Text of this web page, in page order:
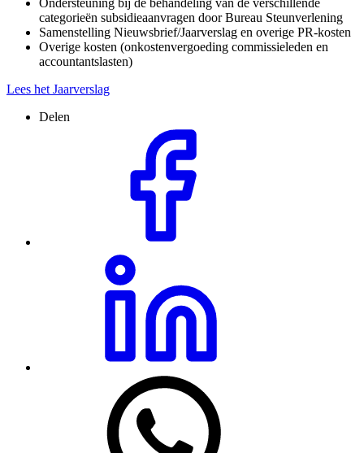
Ondersteuning bij de behandeling van de verschillende
categorieën subsidieaanvragen door Bureau Steunverlening
Samenstelling Nieuwsbrief/Jaarverslag en overige PR-kosten
Overige kosten (onkostenvergoeding commissieleden en
accountantslasten)
Lees het Jaarverslag
Delen